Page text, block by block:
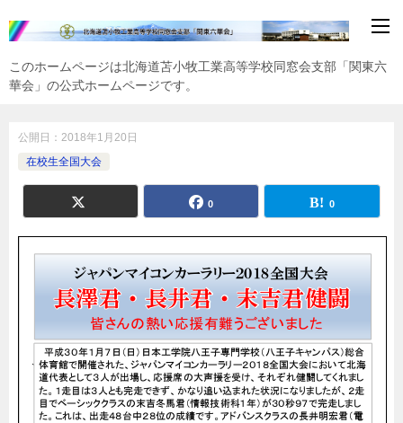
このホームページは北海道苫小牧工業高等学校同窓会支部「関東六
華会」の公式ホームページです。
公開日： 2018年1月20日
在校生全国大会
0 0